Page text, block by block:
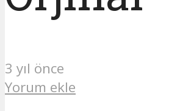
3 yıl önce
Yorum ekle